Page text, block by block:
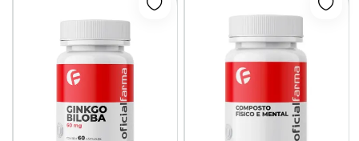
Adicionar à lista de desejos